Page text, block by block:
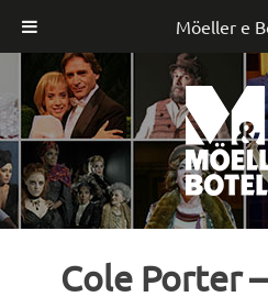
Möeller e
to
Cole Porter